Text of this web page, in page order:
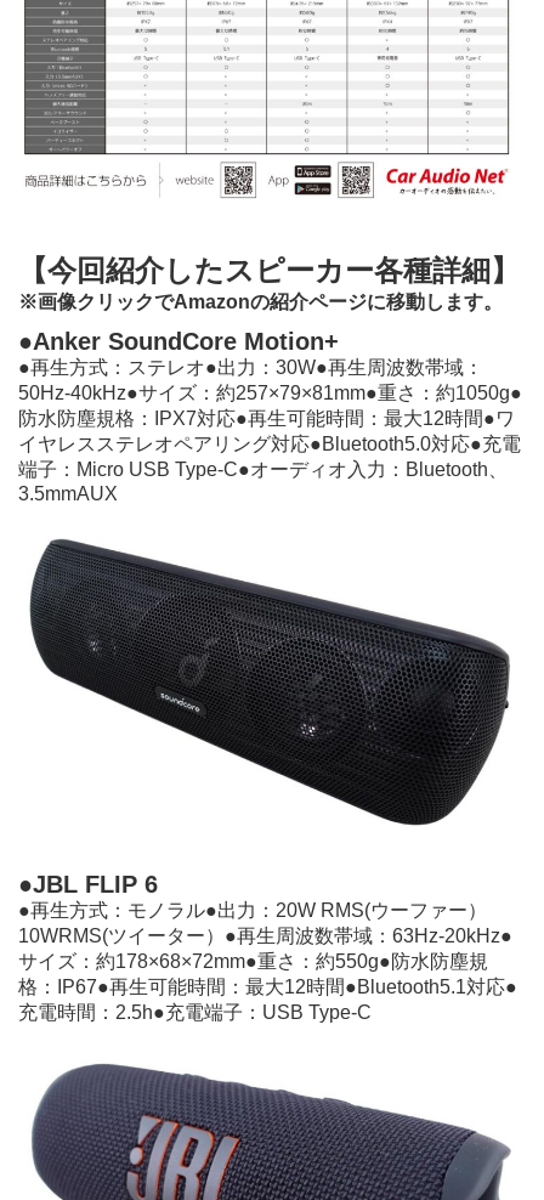
【今回紹介したスピーカー各種詳細】
※画像クリックでAmazonの紹介ページに移動します。
●Anker SoundCore Motion+
●再⽣⽅式：ステレオ●出⼒：30W●再⽣周波数帯域：
50Hz-40kHz●サイズ：約257×79×81mm●重さ：約1050g●
防⽔防塵規格：IPX7対応●再⽣可能時間：最⼤12時間●ワ
イヤレスステレオペアリング対応●Bluetooth5.0対応●充電
端⼦：Micro USB Type-C●オーディオ⼊⼒：Bluetooth、
3.5mmAUX
●JBL FLIP 6
●再⽣⽅式：モノラル●出⼒：20W RMS(ウーファー）
10WRMS(ツイーター）●再⽣周波数帯域：63Hz-20kHz●
サイズ：約178×68×72mm●重さ：約550g●防⽔防塵規
格：IP67●再⽣可能時間：最⼤12時間●Bluetooth5.1対応●
充電時間：2.5h●充電端⼦：USB Type-C